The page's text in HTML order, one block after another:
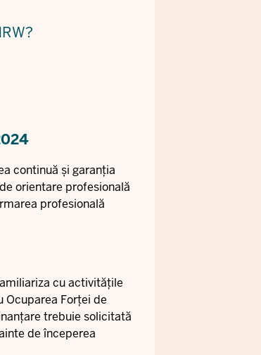
continuă și garanția
orientare profesională
profesională
cu activitățile
Ocuparea Forței de
trebuie solicitată
de începerea